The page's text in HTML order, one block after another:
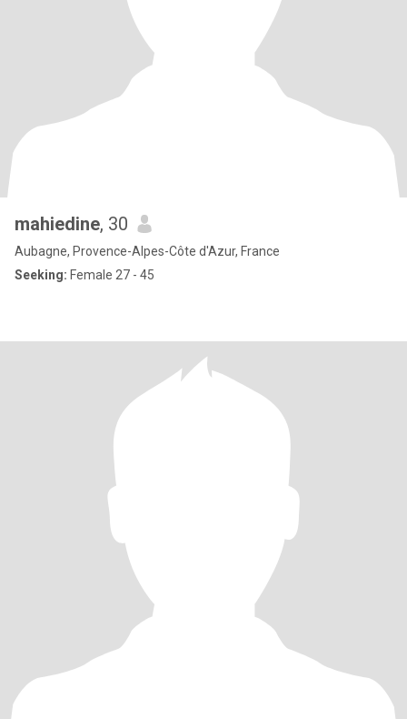
mahiedine, 30
Aubagne, Provence-Alpes-Côte d'Azur, France
Seeking: Female 27 - 45